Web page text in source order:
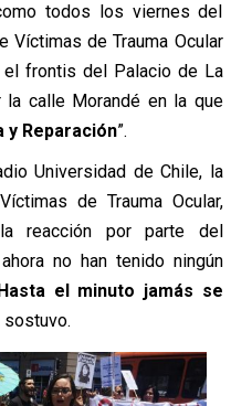
todos los viernes del
Víctimas de Trauma Ocular
el frontis del Palacio de La
la calle Morandé en la que
y Reparación”.
Universidad de Chile, la
de Trauma Ocular,
reacción por parte del
no han tenido ningún
Hasta el minuto jamás se
sostuvo.